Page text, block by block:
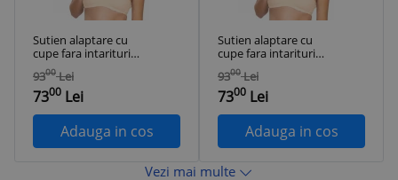
Sutien alaptare cu
cupe fara intarituri
BabyJem (Culoare:
Bej, Marime: 85)
9300 Lei
7300 Lei
Adauga in cos
Sutien alaptare cu
cupe fara intarituri
BabyJem (Culoare:
Bej, Marime: 105)
9300 Lei
7300 Lei
Adauga in cos
Vezi mai multe